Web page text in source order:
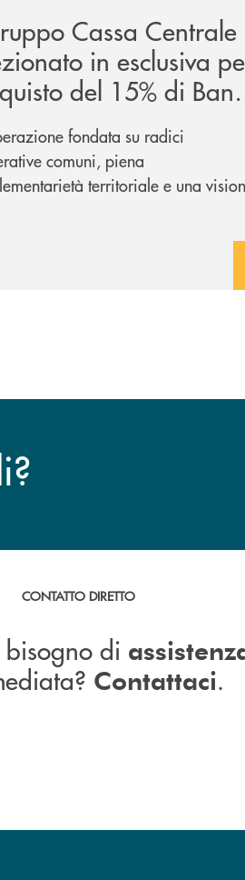
Cassa Centrale
in esclusiva
del 15% di
1884
fondata su radici
comuni, piena
territoriale e una
CONTATTO DIRETTO
di
Contattaci.